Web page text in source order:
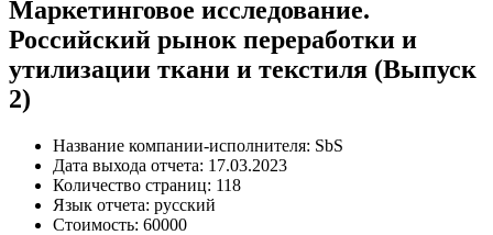
Маркетинговое исследование.
Российский рынок переработки и
утилизации ткани и текстиля (Выпуск
2)
Название компании-исполнителя: SbS
Дата выхода отчета: 17.03.2023
Количество страниц: 118
Язык отчета: русский
Стоимость: 60000